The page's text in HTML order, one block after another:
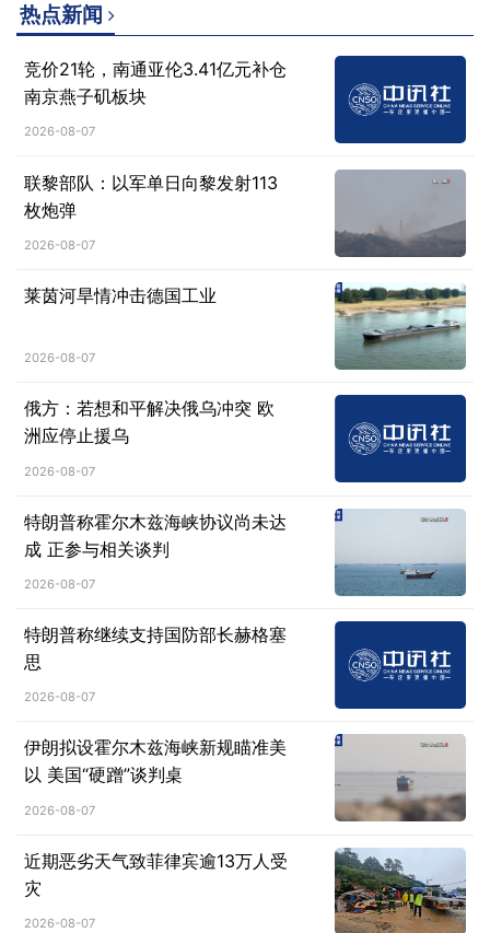
热点新闻
竞价21轮，南通亚伦3.41亿元补仓
南京燕子矶板块
2026-08-07
联黎部队：以军单日向黎发射113
枚炮弹
2026-08-07
莱茵河旱情冲击德国工业
2026-08-07
俄方：若想和平解决俄乌冲突 欧
洲应停止援乌
2026-08-07
特朗普称霍尔木兹海峡协议尚未达
成 正参与相关谈判
2026-08-07
特朗普称继续支持国防部长赫格塞
思
2026-08-07
伊朗拟设霍尔木兹海峡新规瞄准美
以 美国“硬蹭”谈判桌
2026-08-07
近期恶劣天气致菲律宾逾13万人受
灾
2026-08-07